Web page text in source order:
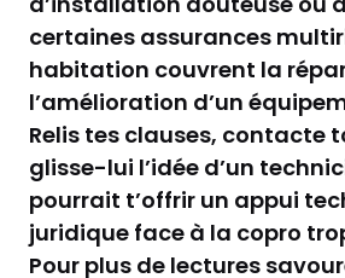
certaines assurances
habitation couvrent la
l’amélioration d’un
Relis tes clauses, contacte
glisse-lui l’idée d’un
pourrait t’offrir un appui
juridique face à la copro
Pour plus de lectures